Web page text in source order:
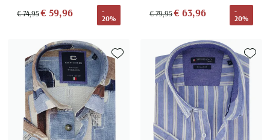
€ 74,95€ 59,96
-
20%
€ 79,95€ 63,96
-
20%
Toevoegen aan favorieten